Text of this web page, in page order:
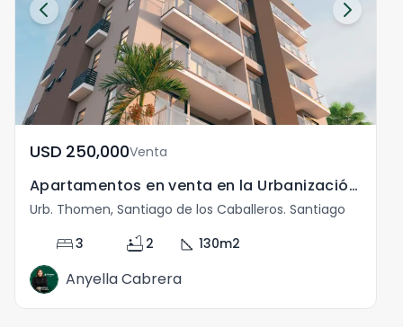
USD	250,000Venta
Apartamentos en venta en la Urbanización Thomen RD
Urb. Thomen, Santiago de los Caballeros. Santiago
bed3 bathtub 2 square_foot 130m2
Anyella Cabrera